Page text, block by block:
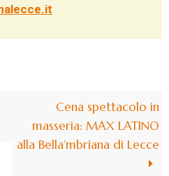
Cena spettacolo in
masseria: MAX LATINO
alla Bella’mbriana di Lecce